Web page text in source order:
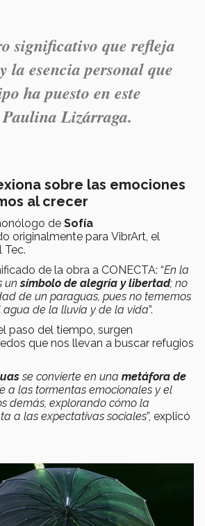
significativo que refleja
la esencia personal que
ha puesto en este
Lizárraga.
sobre las emociones
al crecer
de Sofía
originalmente para VibrArt, el
Tec.
de la obra a CONECTA: “En la
unsímbolo de alegría y libertad; no
de un paraguas, pues no tememos
agua de la lluvia y de la vida”.
paso del tiempo, surgen
que nos llevan a buscar refugios
se convierte en una metáfora de
a las tormentas emocionales y el
demás, explorando cómo la
a las expectativas sociales”, explicó